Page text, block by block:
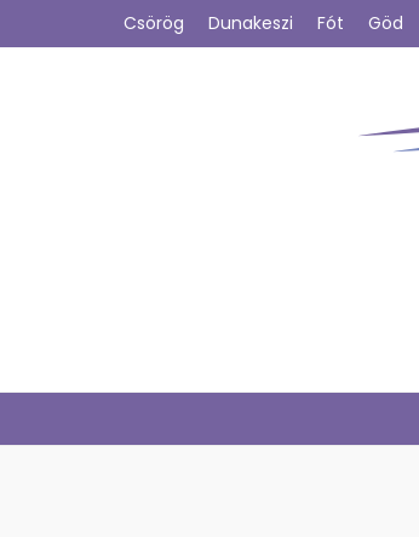
Csörög Dunakeszi Fót Göd